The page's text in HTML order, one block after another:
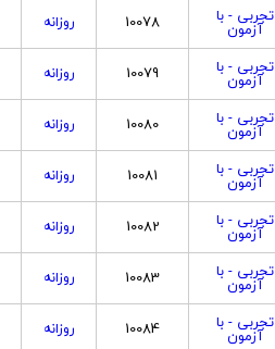
تجربی - با
آزمون 10078 روزانه
تجربی - با
آزمون 10079 روزانه
تجربی - با
آزمون 10080 روزانه
تجربی - با
آزمون 10081 روزانه
تجربی - با
آزمون 10082 روزانه
تجربی - با
آزمون 10083 روزانه
تجربی - با
آزمون 10084 روزانه